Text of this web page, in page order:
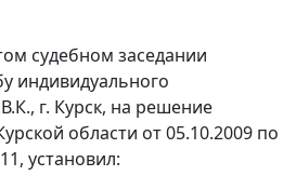
судебном заседании
индивидуального
г. Курск, на решение
области от 05.10.2009 по
установил: